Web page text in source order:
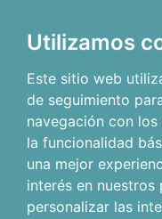
Utilizamos
Este sitio web
de seguimiento
navegación con
la funcionalidad
una mejor
interés en
personalizar las